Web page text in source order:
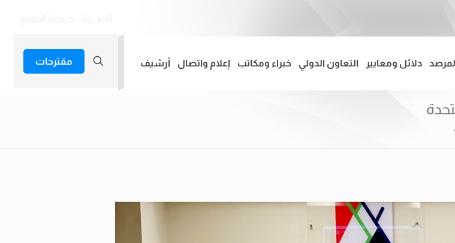
دلائل ومعايير التعاون الدولي خبراء ومكاتب إعلام واتصال أرشيف مقترحات